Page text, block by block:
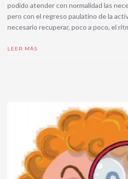
podido atender con normalidad las
pero con el regreso paulatino de la
necesario recuperar, poco a poco, el
LEER MÁS